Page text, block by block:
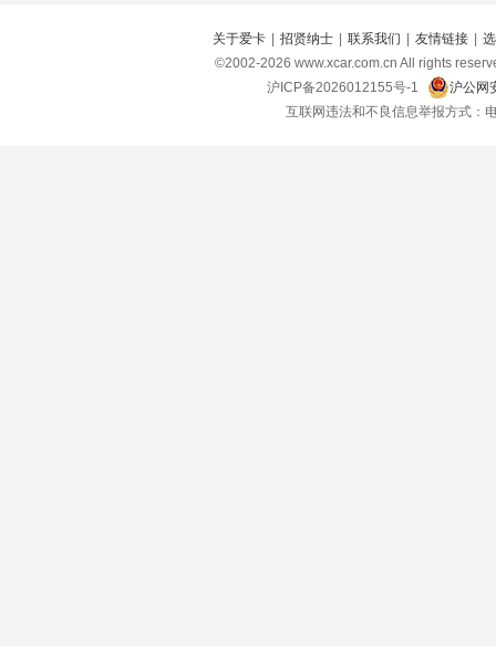
关于爱卡 招贤纳士 联系我们 友情链接
©2002-2026 www.xcar.com.cn All rights
沪ICP备2026012155号-1
沪公网
互联网违法和不良信息举报方式：